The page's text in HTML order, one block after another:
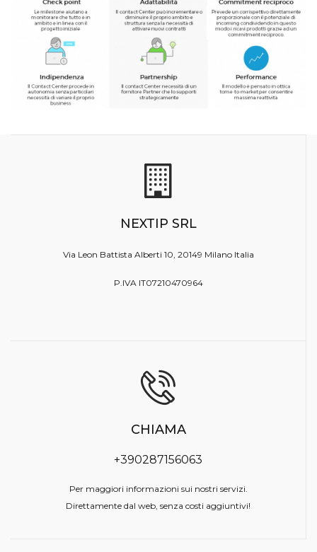
NEXTIP SRL
Via Leon Battista Alberti 10, 20149 Milano Italia
P.IVA IT07210470964
CHIAMA
+390287156063
Per maggiori informazioni sui nostri servizi.
Direttamente dal web, senza costi aggiuntivi!